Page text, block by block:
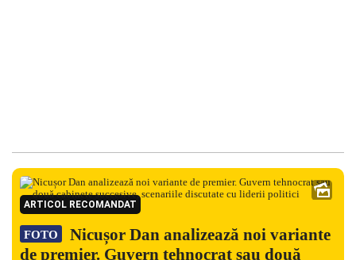
ARTICOL RECOMANDAT
FOTO
Nicușor Dan analizează noi variante
de premier. Guvern tehnocrat sau două